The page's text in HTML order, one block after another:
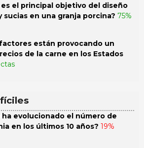
es el principal objetivo del diseño
sucias en una granja porcina? 75%
están provocando un
de la carne en los Estados
ha evolucionado el número de
en los últimos 10 años? 19%